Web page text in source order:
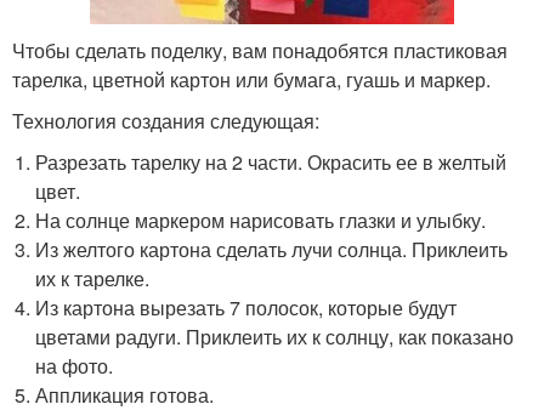
Чтобы сделать поделку, вам понадобятся пластиковая
тарелка, цветной картон или бумага, гуашь и маркер.
Технология создания следующая:
Разрезать тарелку на 2 части. Окрасить ее в желтый
цвет.
На солнце маркером нарисовать глазки и улыбку.
Из желтого картона сделать лучи солнца. Приклеить
их к тарелке.
Из картона вырезать 7 полосок, которые будут
цветами радуги. Приклеить их к солнцу, как показано
на фото.
Аппликация готова.